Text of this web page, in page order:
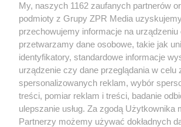
Żaden utwór zamieszczony w serwisie nie może
rozpowszechniany lub dalej rozpowszechniany w
tym także elektroniczny lub mechaniczny) na
eksploatacji w jakiejkolwiek formie, włącznie z
Internecie bez pisemnej zgody właściciela praw.
wykorzystanie utworów w całości lub w części z
tzn. bez właściwej zgody, jest zabronione pod
ścigane prawnie.
My, naszych 1162 zaufanych partnerów
podmioty z Grupy ZPR Media
przechowujemy informacje na urządzeniu
przetwarzamy dane osobowe, takie jak
identyfikatory, standardowe informacje
urządzenie czy dane przeglądania w celu
spersonalizowanych reklam, wybór
treści, pomiar reklam i treści, badanie
ulepszanie usług. Za zgodą Użytkownika
Partnerzy możemy używać dokładnych